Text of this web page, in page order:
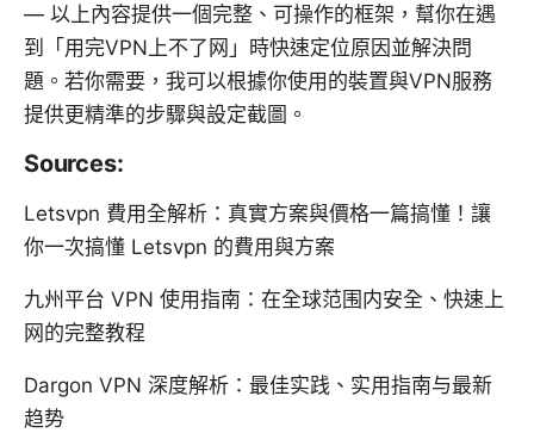
— 以上內容提供一個完整、可操作的框架，幫你在遇
到「用完VPN上不了网」時快速定位原因並解決問
題。若你需要，我可以根據你使用的裝置與VPN服務
提供更精準的步驟與設定截圖。
Sources:
Letsvpn 費用全解析：真實方案與價格一篇搞懂！讓
你一次搞懂 Letsvpn 的費用與方案
九州平台 VPN 使用指南：在全球范围内安全、快速上
网的完整教程
Dargon VPN 深度解析：最佳实践、实用指南与最新
趋势